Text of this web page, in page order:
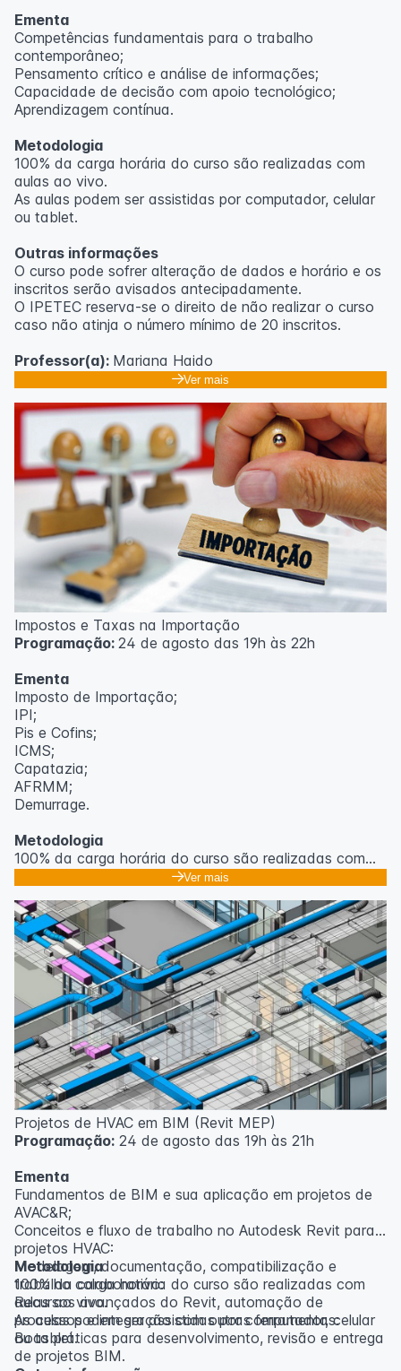
Ementa
Competências fundamentais para o trabalho
contemporâneo;
Pensamento crítico e análise de informações;
Capacidade de decisão com apoio tecnológico;
Aprendizagem contínua.
Metodologia
100% da carga horária do curso são realizadas com
aulas ao vivo.
As aulas podem ser assistidas por computador, celular
ou tablet.
Outras informações
O curso pode sofrer alteração de dados e horário e os
inscritos serão avisados ​​antecipadamente.
O IPETEC reserva-se o direito de não realizar o curso
caso não atinja o número mínimo de 20 inscritos.
Professor(a): Mariana Haido
Ver mais
Impostos e Taxas na Importação
Programação: 24 de agosto das 19h às 22h
Ementa
Imposto de Importação;
IPI;
Pis e Cofins;
ICMS;
Capatazia;
AFRMM;
Demurrage.
Metodologia
100% da carga horária do curso são realizadas com
ou tablet.
Outras informações
O curso pode sofrer alteração de dados e horário e os
inscritos serão avisados ​​antecipadamente.
O IPETEC reserva-se o direito de não realizar o curso
caso não atinja o número mínimo de 20 inscritos.
Professor(a):Gabriel Damasceno
Ver mais
Projetos de HVAC em BIM (Revit MEP)
Programação: 24 de agosto das 19h às 21h
Ementa
Fundamentos de BIM e sua aplicação em projetos de
AVAC&R;
Conceitos e fluxo de trabalho no Autodesk Revit para
projetos HVAC:
Modelagem, documentação, compatibilização e
trabalho colaborativo:
Recursos avançados do Revit, automação de
processos e integração com outras ferramentas:
Boas práticas para desenvolvimento, revisão e entrega
de projetos BIM.
Metodologia
100% da carga horária do curso são realizadas com
aulas ao vivo.
As aulas podem ser assistidas por computador, celular
ou tablet.